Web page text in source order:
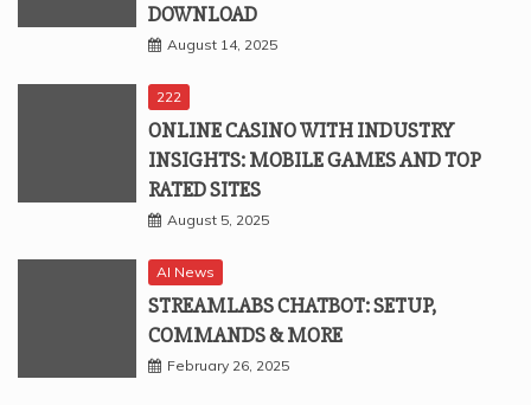
DOWNLOAD
August 14, 2025
222
ONLINE CASINO WITH INDUSTRY
INSIGHTS: MOBILE GAMES AND TOP
RATED SITES
August 5, 2025
AI News
STREAMLABS CHATBOT: SETUP,
COMMANDS & MORE
February 26, 2025